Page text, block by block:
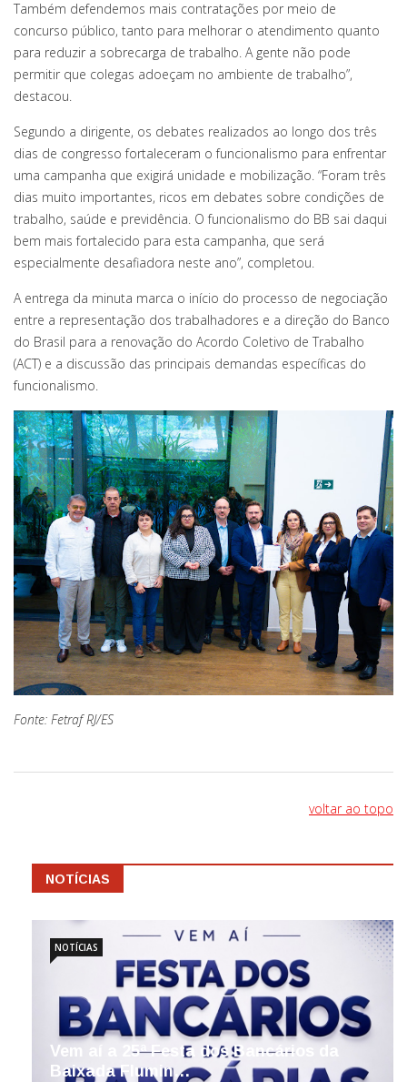
Também defendemos mais contratações por meio de
concurso público, tanto para melhorar o atendimento quanto
para reduzir a sobrecarga de trabalho. A gente não pode
permitir que colegas adoeçam no ambiente de trabalho”,
destacou.
Segundo a dirigente, os debates realizados ao longo dos três
dias de congresso fortaleceram o funcionalismo para enfrentar
uma campanha que exigirá unidade e mobilização. “Foram três
dias muito importantes, ricos em debates sobre condições de
trabalho, saúde e previdência. O funcionalismo do BB sai daqui
bem mais fortalecido para esta campanha, que será
especialmente desafiadora neste ano”, completou.
A entrega da minuta marca o início do processo de negociação
entre a representação dos trabalhadores e a direção do Banco
do Brasil para a renovação do Acordo Coletivo de Trabalho
(ACT) e a discussão das principais demandas específicas do
funcionalismo.
Fonte: Fetraf RJ/ES
voltar ao topo
NOTÍCIAS
Vem aí a 25ª Festa dos Bancários da
Baixada Flumin…
NOTÍCIAS